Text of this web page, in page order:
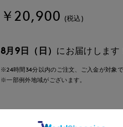
￥20,900 (税込)
8月9日（日） にお届けします
※24時間34分以内のご注文、ご入金が対象で
※一部例外地域がございます。